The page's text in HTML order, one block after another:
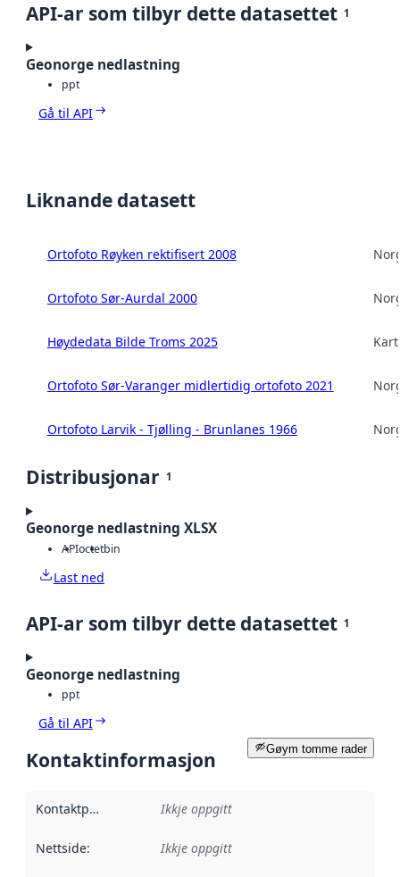
API-ar som tilbyr dette datasettet 1
Geonorge nedlastning
ppt
Gå til API
Liknande datasett
Ortofoto Røyken rektifisert 2008
Ortofoto Sør-Aurdal 2000
Høydedata Bilde Troms 2025
Ortofoto Sør-Varanger midlertidig ortofoto 2021
Ortofoto Larvik - Tjølling - Brunlanes 1966
Distribusjonar 1
Geonorge nedlastning XLSX
APIoctetbin
Last ned
API-ar som tilbyr dette datasettet 1
Geonorge nedlastning
ppt
Gå til API
Gøym tomme rader
Kontaktinformasjon
Kontaktpunkt Ikkje oppgitt
Nettside: Ikkje oppgitt